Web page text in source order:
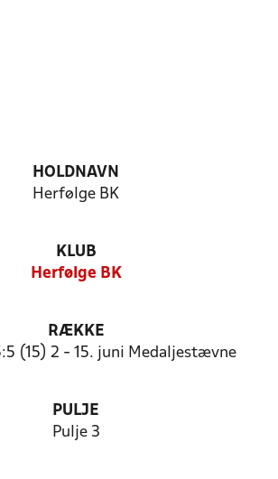
HOLDNAVN
Herfølge BK
KLUB
Herfølge BK
RÆKKE
(15) 2 - 15. juni Medaljestævne
PULJE
Pulje 3